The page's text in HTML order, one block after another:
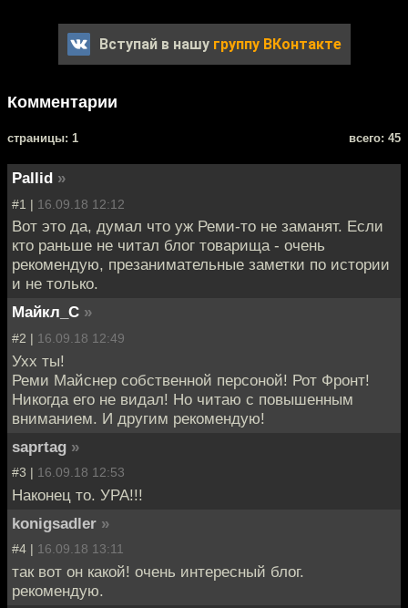
Вступай в нашу группу ВКонтакте
Комментарии
cтраницы: 1 всего: 45
Pallid »
#1 | 16.09.18 12:12
Вот это да, думал что уж Реми-то не заманят. Если
кто раньше не читал блог товарища - очень
рекомендую, презанимательные заметки по истории
и не только.
Майкл_С »
#2 | 16.09.18 12:49
Ухх ты!
Реми Майснер собственной персоной! Рот Фронт!
Никогда его не видал! Но читаю с повышенным
вниманием. И другим рекомендую!
saprtag »
#3 | 16.09.18 12:53
Наконец то. УРА!!!
konigsadler »
#4 | 16.09.18 13:11
так вот он какой! очень интересный блог.
рекомендую.